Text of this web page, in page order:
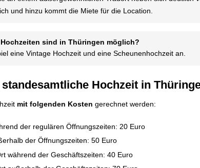
und hinzu kommt die Miete für die Location.
sind in Thüringen möglich?
eine Vintage Hochzeit und eine Scheunenhochzeit an.
Hochzeit in
mit folgenden Kosten gerechnet werden:
der regulären Öffnungszeiten: 20 Euro
der Öffnungszeiten: 50 Euro
während der Geschäftszeiten: 40 Euro